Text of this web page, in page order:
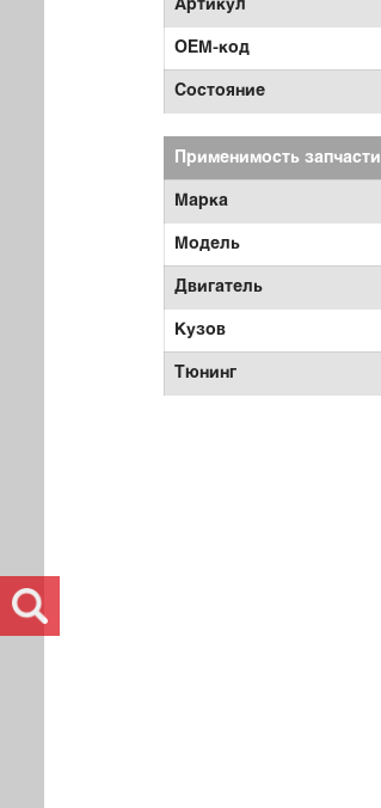
Артикул
OEM-код
Состояние
Применимость запчасти
Марка
Модель
Двигатель
Кузов
Тюнинг